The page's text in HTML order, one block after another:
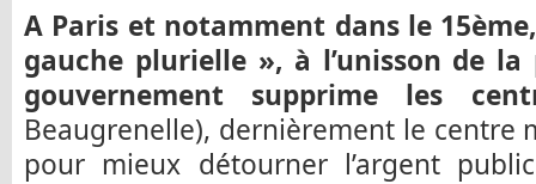
A Paris et notamment dans le
gauche plurielle », à l’unisson de
gouvernement supprime les
Beaugrenelle), dernièrement le centre
pour mieux détourner l’argent